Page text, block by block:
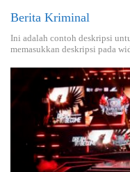
Berita Kriminal
Ini adalah contoh deskripsi
memasukkan deskripsi pada